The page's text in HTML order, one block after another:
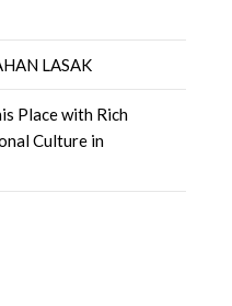
LASAK
Place with Rich
Culture in